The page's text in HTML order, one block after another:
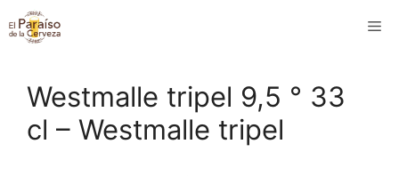
Saltar
al
Westmalle tripel 9,5 ° 33
cl – Westmalle tripel